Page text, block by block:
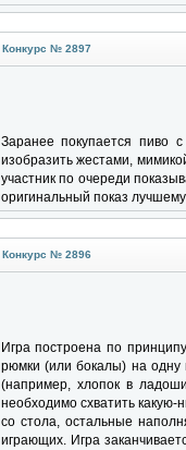
Конкурс № 2897
Заранее покупается пиво
изобразить жестами,
участник по очереди
оригинальный показ
Конкурс № 2896
Игра построена по
рюмки (или бокалы) на одну
(например, хлопок в
необходимо схватить
со стола, остальные
играющих. Игра